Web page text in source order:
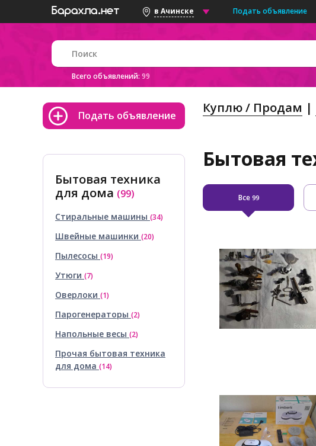
в Ачинске Подать объявление
Всего объявлений: 99
Подать объявление
Бытовая техника
для дома (99)
Стиральные машины (34)
Швейные машинки (20)
Пылесосы (19)
Утюги (7)
Оверлоки (1)
Парогенераторы (2)
Напольные весы (2)
Прочая бытовая техника
для дома (14)
Куплю / Продам
Бытовая
Все 99